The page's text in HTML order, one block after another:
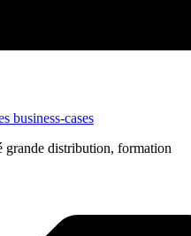
business-cases
distribution, formation